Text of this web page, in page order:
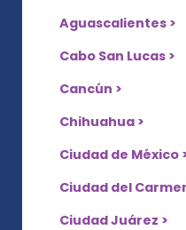
Aguascalientes >
Cabo San Lucas >
Cancún >
Chihuahua >
Ciudad de México
Ciudad del
Ciudad Juárez >